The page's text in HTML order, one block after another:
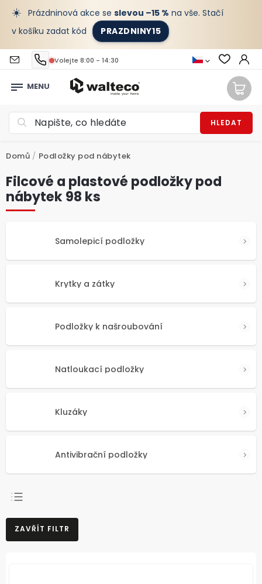
☀️ Prázdninová akce se slevou –15 % na vše. Stačí
v košíku zadat kód
PRAZDNINY15
Volejte 8:00 - 14:30
HLEDAT
Domů / Podložky pod nábytek
Filcové a plastové podložky pod
nábytek 98 ks
Samolepicí podložky
Krytky a zátky
Podložky k našroubování
Natloukací podložky
Kluzáky
Antivibrační podložky
NEJPRODÁVANĚJŠÍ
NEJLEVNĚJŠÍ
ZAVŘÍT FILTR